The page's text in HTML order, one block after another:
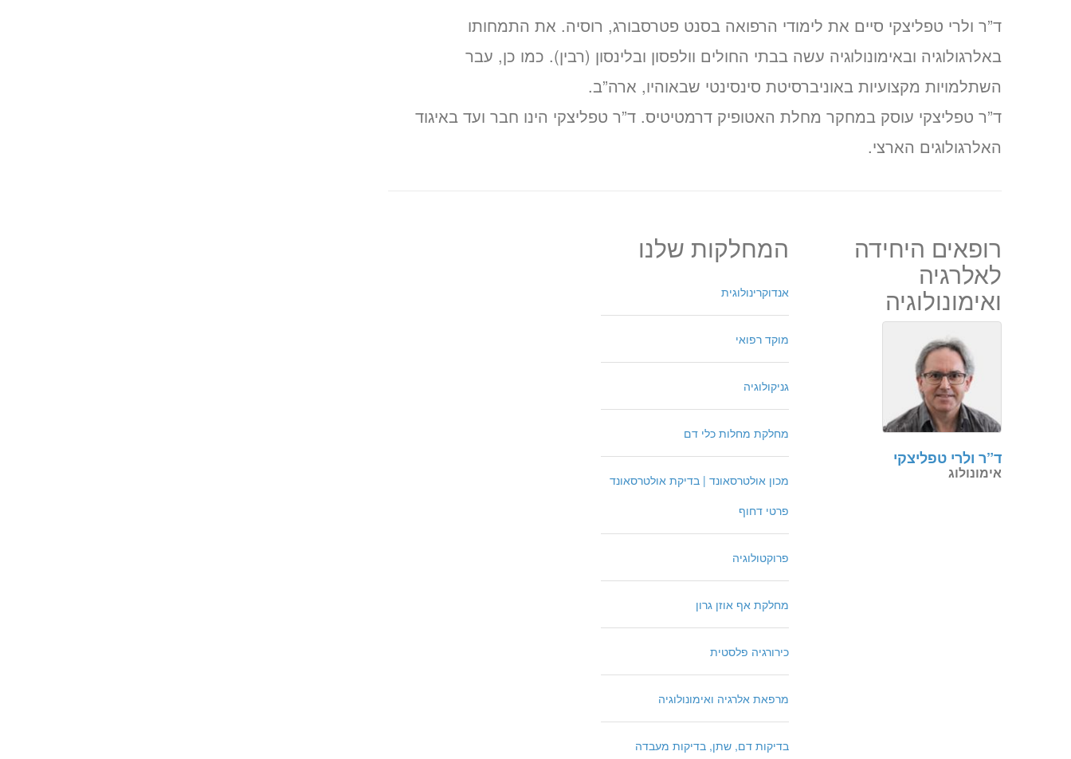
ד”ר ולרי טפליצקי סיים את לימודי הרפואה בסנט פטרסבורג, רוסיה. את התמחותו
באלרגולוגיה ובאימונולוגיה עשה בבתי החולים וולפסון ובלינסון (רבין). כמו כן, עבר
השתלמויות מקצועיות באוניברסיטת סינסינטי שבאוהיו, ארה”ב.
ד”ר טפליצקי עוסק במחקר מחלת האטופיק דרמטיטיס. ד”ר טפליצקי הינו חבר ועד באיגוד
האלרגולוגים הארצי.
רופאים היחידה
לאלרגיה
ואימונולוגיה
ד”ר ולרי טפליצקי
אימונולוג
המחלקות שלנו
אנדוקרינולוגית
מוקד רפואי
גניקולוגיה
מחלקת מחלות כלי דם
מכון אולטרסאונד | בדיקת אולטרסאונד
פרטי דחוף
פרוקטולוגיה
מחלקת אף אוזן גרון
כירורגיה פלסטית
מרפאת אלרגיה ואימונולוגיה
בדיקות דם, שתן, בדיקות מעבדה